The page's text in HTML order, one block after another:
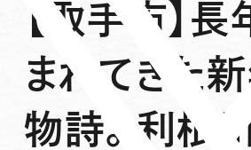
【取手市】長
まれてきた
物詩。利根